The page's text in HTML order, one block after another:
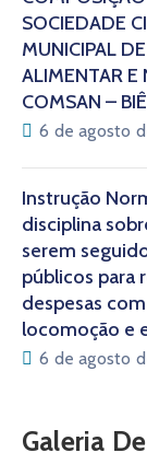
SOCIEDADE
MUNICIPAL
ALIMENTAR E
COMSAN –
6 de agosto
Instrução
disciplina
serem
públicos para
despesas
locomoção e
6 de agosto
Galeria